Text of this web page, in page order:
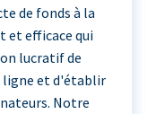
de fonds à la
et efficace qui
lucratif de
ligne et d'établir
Notre